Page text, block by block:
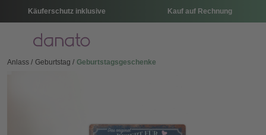
Käuferschutz inklusive Kauf auf Rechnung
Menü
Anlass Geburtstag Geburtstagsgeschenke